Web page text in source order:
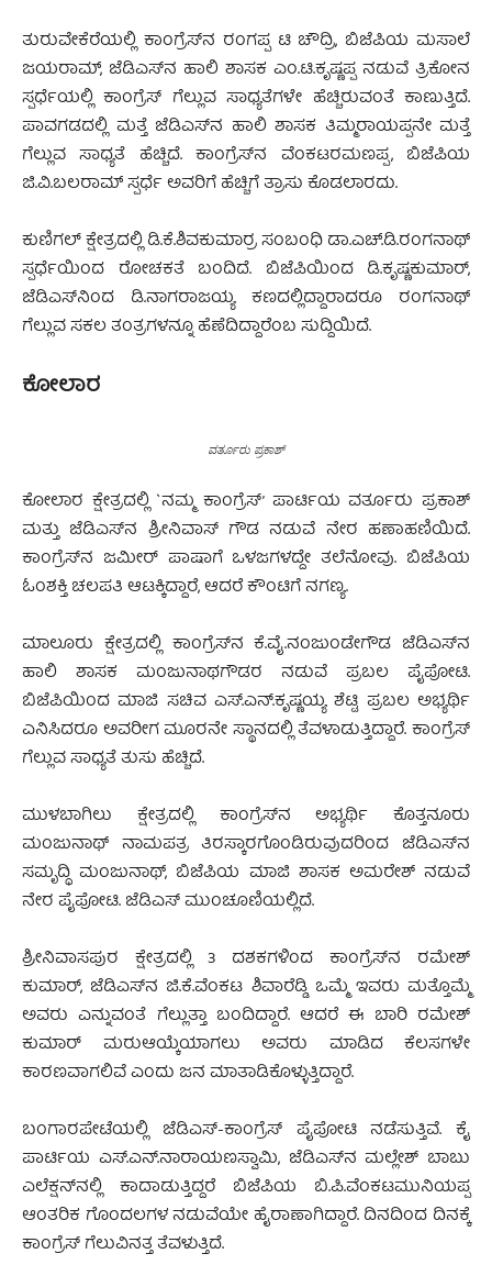
ತುರುವೇಕೆರೆಯಲ್ಲಿ ಕಾಂಗ್ರೆಸ್‍ನ ರಂಗಪ್ಪ ಟಿ ಚೌದ್ರಿ, ಬಿಜೆಪಿಯ ಮಸಾಲೆ
ಜಯರಾಮ್, ಜೆಡಿಎಸ್‍ನ ಹಾಲಿ ಶಾಸಕ ಎಂ.ಟಿ.ಕೃಷ್ಣಪ್ಪ ನಡುವೆ ತ್ರಿಕೋನ
ಸ್ಪರ್ಧೆಯಲ್ಲಿ ಕಾಂಗ್ರೆಸ್ ಗೆಲ್ಲುವ ಸಾಧ್ಯತೆಗಳೇ ಹೆಚ್ಚಿರುವಂತೆ ಕಾಣುತ್ತಿದೆ.
ಪಾವಗಡದಲ್ಲಿ ಮತ್ತೆ ಜೆಡಿಎಸ್‍ನ ಹಾಲಿ ಶಾಸಕ ತಿಮ್ಮರಾಯಪ್ಪನೇ ಮತ್ತೆ
ಗೆಲ್ಲುವ ಸಾಧ್ಯತೆ ಹೆಚ್ಚಿದೆ. ಕಾಂಗ್ರೆಸ್‍ನ ವೆಂಕಟರಮಣಪ್ಪ, ಬಿಜೆಪಿಯ
ಜಿ.ವಿ.ಬಲರಾಮ್ ಸ್ಪರ್ಧೆ ಅವರಿಗೆ ಹೆಚ್ಚಿಗೆ ತ್ರಾಸು ಕೊಡಲಾರದು.
ಕುಣಿಗಲ್ ಕ್ಷೇತ್ರದಲ್ಲಿ ಡಿ.ಕೆ.ಶಿವಕುಮಾರ್‍ರ ಸಂಬಂಧಿ ಡಾ.ಎಚ್.ಡಿ.ರಂಗನಾಥ್
ಸ್ಪರ್ಧೆಯಿಂದ ರೋಚಕತೆ ಬಂದಿದೆ. ಬಿಜೆಪಿಯಿಂದ ಡಿ.ಕೃಷ್ಣಕುಮಾರ್,
ಜೆಡಿಎಸ್‍ನಿಂದ ಡಿ.ನಾಗರಾಜಯ್ಯ ಕಣದಲ್ಲಿದ್ದಾರಾದರೂ ರಂಗನಾಥ್
ಗೆಲ್ಲುವ ಸಕಲ ತಂತ್ರಗಳನ್ನೂ ಹೆಣೆದಿದ್ದಾರೆಂಬ ಸುದ್ದಿಯಿದೆ.
ಕೋಲಾರ
ವರ್ತೂರು ಪ್ರಕಾಶ್
ಕೋಲಾರ ಕ್ಷೇತ್ರದಲ್ಲಿ `ನಮ್ಮ ಕಾಂಗ್ರೆಸ್’ ಪಾರ್ಟಿಯ ವರ್ತೂರು ಪ್ರಕಾಶ್
ಮತ್ತು ಜೆಡಿಎಸ್‍ನ ಶ್ರೀನಿವಾಸ್ ಗೌಡ ನಡುವೆ ನೇರ ಹಣಾಹಣಿಯಿದೆ.
ಕಾಂಗ್ರೆಸ್‍ನ ಜಮೀರ್ ಪಾಷಾಗೆ ಒಳಜಗಳದ್ದೇ ತಲೆನೋವು. ಬಿಜೆಪಿಯ
ಓಂಶಕ್ತಿ ಚಲಪತಿ ಆಟಕ್ಕಿದ್ದಾರೆ, ಆದರೆ ಕೌಂಟಿಗೆ ನಗಣ್ಯ.
ಮಾಲೂರು ಕ್ಷೇತ್ರದಲ್ಲಿ ಕಾಂಗ್ರೆಸ್‍ನ ಕೆ.ವೈ.ನಂಜುಂಡೇಗೌಡ ಜೆಡಿಎಸ್‍ನ
ಹಾಲಿ ಶಾಸಕ ಮಂಜುನಾಥಗೌಡರ ನಡುವೆ ಪ್ರಬಲ ಪೈಪೋಟಿ.
ಬಿಜೆಪಿಯಿಂದ ಮಾಜಿ ಸಚಿವ ಎಸ್.ಎನ್.ಕೃಷ್ಣಯ್ಯ ಶೆಟ್ಟಿ ಪ್ರಬಲ ಅಭ್ಯರ್ಥಿ
ಎನಿಸಿದರೂ ಅವರೀಗ ಮೂರನೇ ಸ್ಥಾನದಲ್ಲಿ ತೆವಳಾಡುತ್ತಿದ್ದಾರೆ. ಕಾಂಗ್ರೆಸ್
ಗೆಲ್ಲುವ ಸಾಧ್ಯತೆ ತುಸು ಹೆಚ್ಚಿದೆ.
ಮುಳಬಾಗಿಲು ಕ್ಷೇತ್ರದಲ್ಲಿ ಕಾಂಗ್ರೆಸ್‍ನ ಅಭ್ಯರ್ಥಿ ಕೊತ್ತನೂರು
ಮಂಜುನಾಥ್ ನಾಮಪತ್ರ ತಿರಸ್ಕಾರಗೊಂಡಿರುವುದರಿಂದ ಜೆಡಿಎಸ್‍ನ
ಸಮೃದ್ಧಿ ಮಂಜುನಾಥ್, ಬಿಜೆಪಿಯ ಮಾಜಿ ಶಾಸಕ ಅಮರೇಶ್ ನಡುವೆ
ನೇರ ಪೈಪೋಟಿ. ಜೆಡಿಎಸ್ ಮುಂಚೂಣಿಯಲ್ಲಿದೆ.
ಶ್ರೀನಿವಾಸಪುರ ಕ್ಷೇತ್ರದಲ್ಲಿ 3 ದಶಕಗಳಿಂದ ಕಾಂಗ್ರೆಸ್‍ನ ರಮೇಶ್
ಕುಮಾರ್, ಜೆಡಿಎಸ್‍ನ ಜಿ.ಕೆ.ವೆಂಕಟ ಶಿವಾರೆಡ್ಡಿ ಒಮ್ಮೆ ಇವರು ಮತ್ತೊಮ್ಮೆ
ಅವರು ಎನ್ನುವಂತೆ ಗೆಲ್ಲುತ್ತಾ ಬಂದಿದ್ದಾರೆ. ಆದರೆ ಈ ಬಾರಿ ರಮೇಶ್
ಕುಮಾರ್ ಮರುಆಯ್ಕೆಯಾಗಲು ಅವರು ಮಾಡಿದ ಕೆಲಸಗಳೇ
ಕಾರಣವಾಗಲಿವೆ ಎಂದು ಜನ ಮಾತಾಡಿಕೊಳ್ಳುತ್ತಿದ್ದಾರೆ.
ಬಂಗಾರಪೇಟೆಯಲ್ಲಿ ಜೆಡಿಎಸ್-ಕಾಂಗ್ರೆಸ್ ಪೈಪೋಟಿ ನಡೆಸುತ್ತಿವೆ. ಕೈ
ಪಾರ್ಟಿಯ ಎಸ್.ಎನ್.ನಾರಾಯಣಸ್ವಾಮಿ, ಜೆಡಿಎಸ್‍ನ ಮಲ್ಲೇಶ್ ಬಾಬು
ಎಲೆಕ್ಷನ್‍ನಲ್ಲಿ ಕಾದಾಡುತ್ತಿದ್ದರೆ ಬಿಜೆಪಿಯ ಬಿ.ಪಿ.ವೆಂಕಟಮುನಿಯಪ್ಪ
ಆಂತರಿಕ ಗೊಂದಲಗಳ ನಡುವೆಯೇ ಹೈರಾಣಾಗಿದ್ದಾರೆ. ದಿನದಿಂದ ದಿನಕ್ಕೆ
ಕಾಂಗ್ರೆಸ್ ಗೆಲುವಿನತ್ತ ತೆವಳುತ್ತಿದೆ.